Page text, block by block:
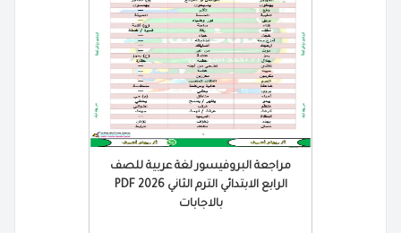
مراجعة البروفيسور لغة عربية للصف
الرابع الابتدائي الترم الثاني 2026 PDF
بالاجابات